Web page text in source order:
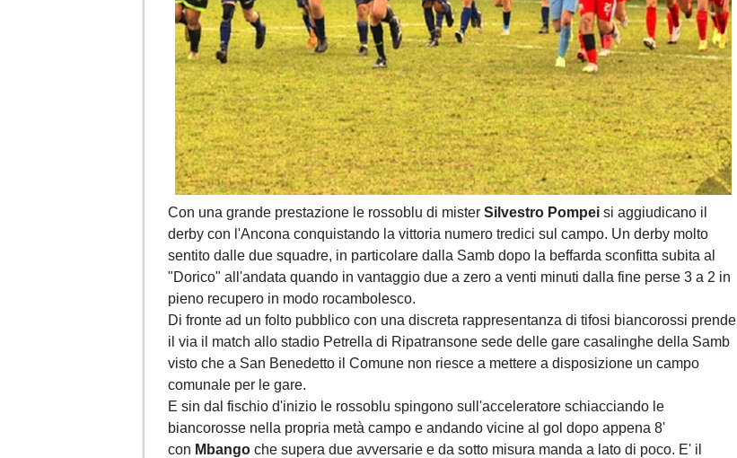
Con una grande prestazione le rossoblu di mister Silvestro Pompei si aggiudicano il
derby con l'Ancona conquistando la vittoria numero tredici sul campo. Un derby molto
sentito dalle due squadre, in particolare dalla Samb dopo la beffarda sconfitta subita al
"Dorico" all'andata quando in vantaggio due a zero a venti minuti dalla fine perse 3 a 2 in
pieno recupero in modo rocambolesco.
Di fronte ad un folto pubblico con una discreta rappresentanza di tifosi biancorossi prende
il via il match allo stadio Petrella di Ripatransone sede delle gare casalinghe della Samb
visto che a San Benedetto il Comune non riesce a mettere a disposizione un campo
comunale per le gare.
E sin dal fischio d'inizio le rossoblu spingono sull'acceleratore schiacciando le
biancorosse nella propria metà campo e andando vicine al gol dopo appena 8'
con Mbango che supera due avversarie e da sotto misura manda a lato di poco. E' il